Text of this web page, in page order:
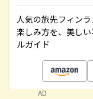
人気の旅先フィン
楽しみ方を、美し
ルガイド
AD